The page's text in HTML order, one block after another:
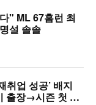
" ML 67홈런 최
설 솔솔
취업 성공’ 배지
출장→시즌 첫 안